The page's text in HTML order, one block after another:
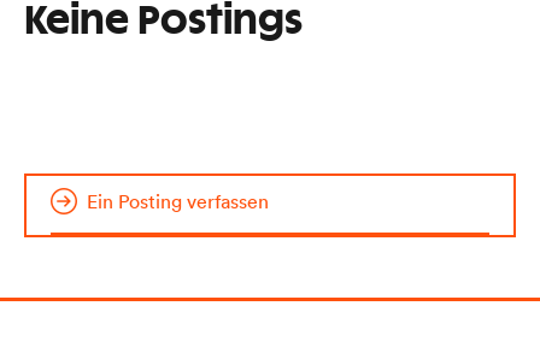
Keine Postings
Ein Posting verfassen